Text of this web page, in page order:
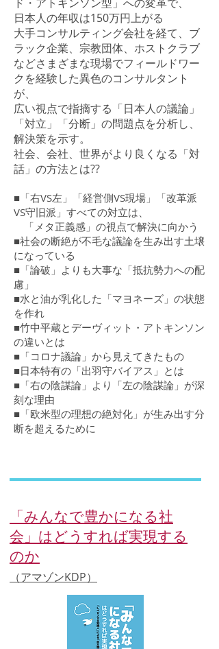
日本人の年収は150万円上がる
大手コンサルティング会社を経て、ブ
ラック企業、宗教団体、ホストクラブ
などさまざまな現場でフィールドワー
クを経験した異色のコンサルタント
が、
広い視点で指摘する「日本人の議論」
「対立」「分断」の問題点を分析し、
解決策を示す。
社会、会社、世界がより良くなる「対
話」の方法とは??
■「右VS左」「経営側VS現場」「改革派
VS守旧派」すべての対立は、
「メタ正義感」の視点で解決に向かう
■社会の断絶が不毛な議論を生み出す土壌
になっている
■「論破」よりも大事な「抵抗勢力への配
慮」
■水と油が乳化した「マヨネーズ」の状態
を作れ
■竹中平蔵とデーヴィット・アトキンソン
の違いとは
■「コロナ議論」から見えてきたもの
■日本特有の「出羽守バイアス」とは
■「右の陰謀論」より「左の陰謀論」が深
刻な理由
■「欧米型の理想の絶対化」が生み出す分
断を超えるために
「みんなで豊かになる社
会」はどうすれば実現する
のか
（アマゾンKDP）